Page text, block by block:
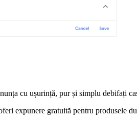
cu ușurință, pur și simplu debifați
expunere gratuită pentru produsele